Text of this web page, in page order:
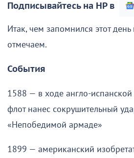
Подписывайтесь на НР в
Итак, чем запомнился этот день
отмечаем.
События
1588 — в ходе англо-
флот нанес сокрушительный
«Непобедимой армаде»
1899 — американский